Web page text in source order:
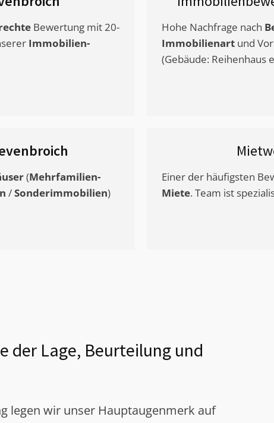
Bewertung mit 20-
Immobilien-
Hohe Nachfrage nach
Immobilienart und
(Gebäude: Reihenhaus
(Mehrfamilien-
/Sonderimmobilien)
Einer der häufigsten
Miete. Team ist
der Lage, Beurteilung und
legen wir unser Hauptaugenmerk auf